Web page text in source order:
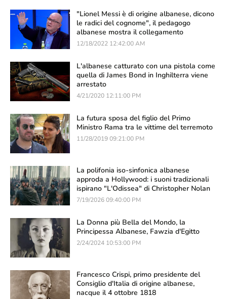
"Lionel Messi è di origine albanese, dicono
le radici del cognome", il pedagogo
albanese mostra il collegamento
12/18/2022 12:42:00 AM
L'albanese catturato con una pistola come
quella di James Bond in Inghilterra viene
arrestato
4/21/2020 12:11:00 PM
La futura sposa del figlio del Primo
Ministro Rama tra le vittime del terremoto
11/28/2019 09:21:00 PM
La polifonia iso-sinfonica albanese
approda a Hollywood: i suoni tradizionali
ispirano "L'Odissea" di Christopher Nolan
7/19/2026 09:40:00 PM
La Donna più Bella del Mondo, la
Principessa Albanese, Fawzia d'Egitto
2/24/2024 10:53:00 PM
Francesco Crispi, primo presidente del
Consiglio d'Italia di origine albanese,
nacque il 4 ottobre 1818